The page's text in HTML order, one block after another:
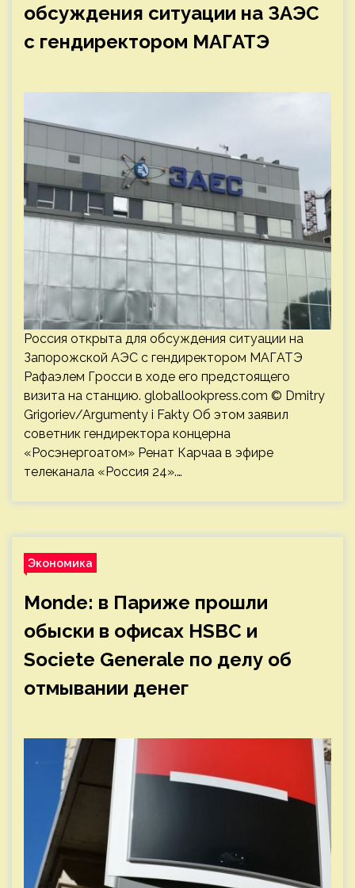
обсуждения ситуации на ЗАЭС
с гендиректором МАГАТЭ
Россия открыта для обсуждения ситуации на
Запорожской АЭС с гендиректором МАГАТЭ
Рафаэлем Гросси в ходе его предстоящего
визита на станцию. globallookpress.com © Dmitry
Grigoriev/Argumenty i Fakty Об этом заявил
советник гендиректора концерна
«Росэнергоатом» Ренат Карчаа в эфире
телеканала «Россия 24».…
Экономика
Monde: в Париже прошли
обыски в офисах HSBC и
Societe Generale по делу об
отмывании денег